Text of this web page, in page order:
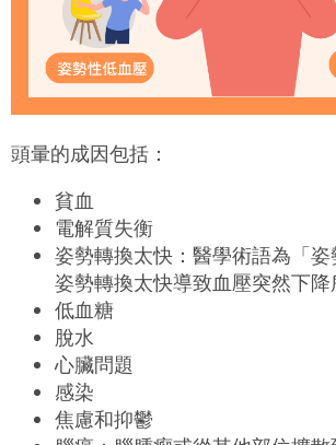
頭暈的成因包括：
貧血
電解質失衡
姿勢轉換太快：醫學術語為「
姿勢轉換太快導致血壓突然下降
低血糖
脫水
心臟問題
感染
焦慮和抑鬱